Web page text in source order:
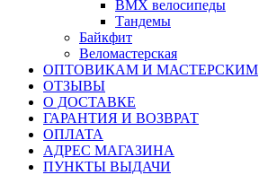
BMX велосипеды
Тандемы
Байкфит
Веломастерская
ОПТОВИКАМ И МАСТЕРСКИМ
ОТЗЫВЫ
О ДОСТАВКЕ
ГАРАНТИЯ И ВОЗВРАТ
ОПЛАТА
АДРЕС МАГАЗИНА
ПУНКТЫ ВЫДАЧИ